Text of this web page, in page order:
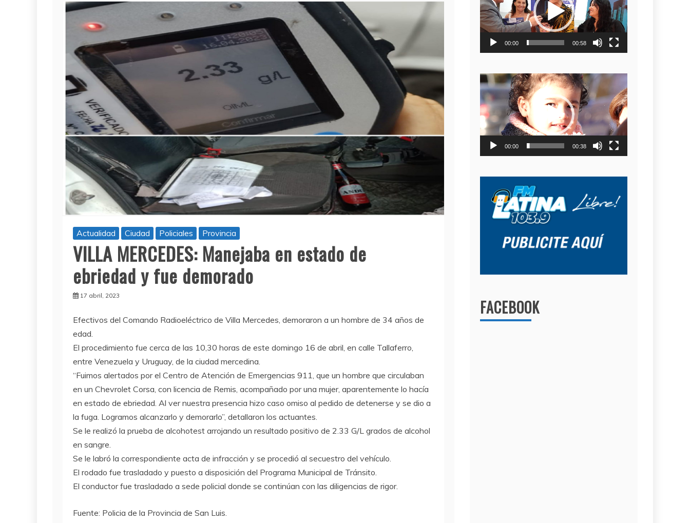
Actualidad Ciudad Policiales Provincia
VILLA MERCEDES: Manejaba en estado de
ebriedad y fue demorado
17 abril, 2023
Efectivos del Comando Radioeléctrico de Villa Mercedes, demoraron a un hombre de 34 años de
edad.
El procedimiento fue cerca de las 10,30 horas de este domingo 16 de abril, en calle Tallaferro,
entre Venezuela y Uruguay, de la ciudad mercedina.
“Fuimos alertados por el Centro de Atención de Emergencias 911, que un hombre que circulaban
en un Chevrolet Corsa, con licencia de Remis, acompañado por una mujer, aparentemente lo hacía
en estado de ebriedad. Al ver nuestra presencia hizo caso omiso al pedido de detenerse y se dio a
la fuga. Logramos alcanzarlo y demorarlo”, detallaron los actuantes.
Se le realizó la prueba de alcohotest arrojando un resultado positivo de 2.33 G/L grados de alcohol
en sangre.
Se le labró la correspondiente acta de infracción y se procedió al secuestro del vehículo.
El rodado fue trasladado y puesto a disposición del Programa Municipal de Tránsito.
El conductor fue trasladado a sede policial donde se continúan con las diligencias de rigor.
Fuente: Policia de la Provincia de San Luis.
video
00:00 00:58
Reproductor
de
video
00:00 00:38
FACEBOOK